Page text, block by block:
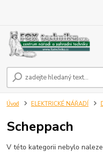
Úvod ELEKTRICKÉ NÁŘADÍ
Scheppach
V této kategorii nebylo